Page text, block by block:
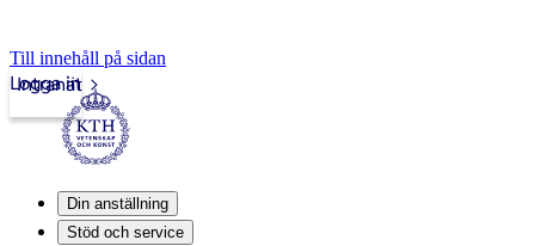
Till innehåll på sidan
Intranät
Logga in
Din anställning
Stöd och service